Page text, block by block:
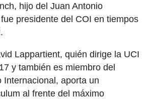
hijo del Juan Antonio
presidente del COI en tiempos
Lappartient, quién dirige la UCI
y también es miembro del
Internacional, aporta un
al frente del máximo